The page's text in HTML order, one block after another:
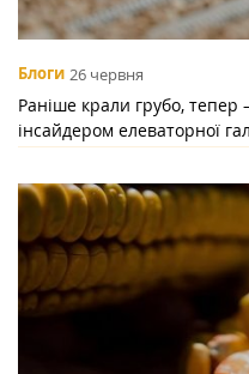
Блоги 26 червня
Раніше крали грубо,
інсайдером елеваторної